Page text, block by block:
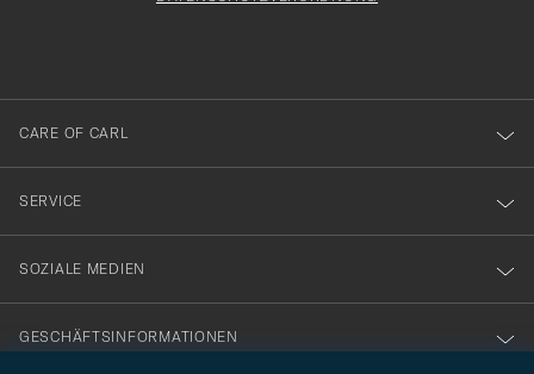
dig
till
vårt
nyhetsbrev!
CARE OF CARL
SERVICE
SOZIALE MEDIEN
GESCHÄFTSINFORMATIONEN